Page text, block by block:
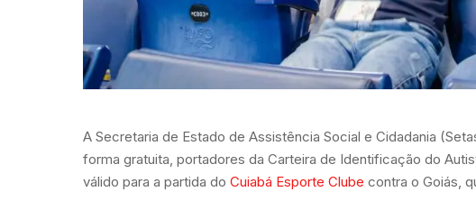
A Secretaria de Estado de Assistência Social e Cidadania
forma gratuita, portadores da Carteira de Identificação do
válido para a partida do Cuiabá Esporte Clube contra o Goiás,